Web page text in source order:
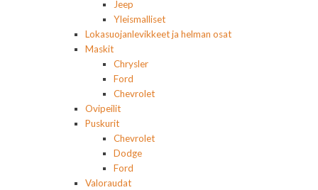
Jeep
Yleismalliset
Lokasuojanlevikkeet ja helman osat
Maskit
Chrysler
Ford
Chevrolet
Ovipeilit
Puskurit
Chevrolet
Dodge
Ford
Valoraudat